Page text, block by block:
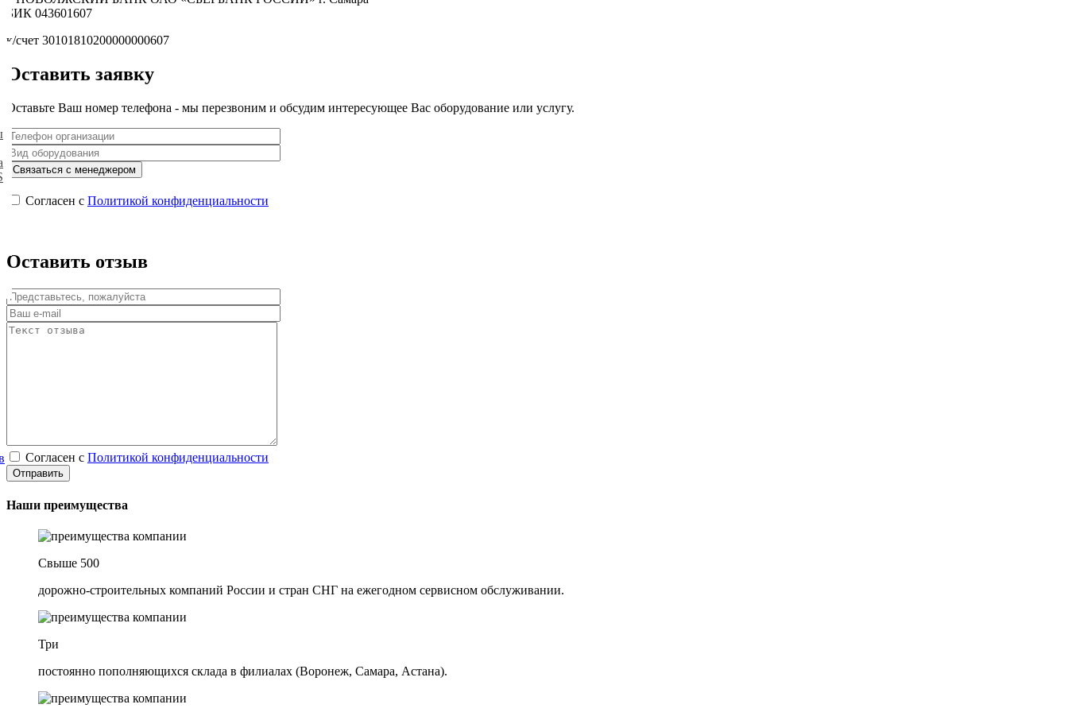
БИК 043601607
к/счет 30101810200000000607
Оставить заявку
Оставьте Ваш номер телефона - мы перезвоним и обсудим интересующее Вас оборудование или услугу.
Согласен с Политикой конфиденциальности
Оставить отзыв
Согласен с Политикой конфиденциальности
Наши преимущества
Свыше 500
дорожно-строительных компаний России и стран СНГ на ежегодном сервисном обслуживании.
Три
постоянно пополняющихся склада в филиалах (Воронеж, Самара, Астана).